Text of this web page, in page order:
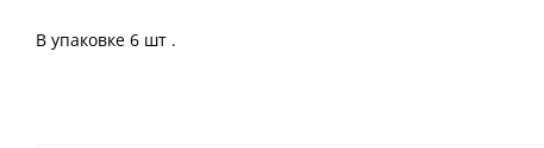
В упаковке 6 шт .